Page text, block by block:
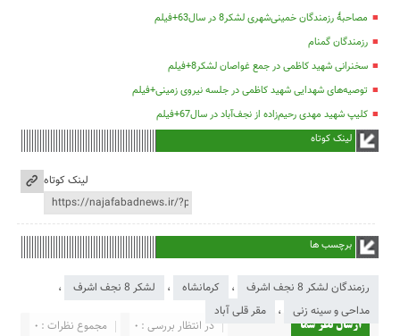
مصاحبۀ رزمندگان خمینی‌شهری لشکر8 در سال63+فیلم
رزمندگان گمنام
سخنرانی شهید کاظمی در جمع غواصان لشکر8+فیلم
توصیه‌های شهدایی شهید کاظمی در جلسه نیروی زمینی+فیلم
کلیپ شهید مهدی رحیم‌زاده از نجف‌آباد در سال67+فیلم
لینک کوتاه
لینک کوتاه
برچسب ها
رزمندگان لشکر 8 نجف اشرف ، کرمانشاه ، لشکر 8 نجف اشرف
،
مداحی و سینه زنی
، مقر قلی آباد
ارسال نظر شما مجموع نظرات : 0
در انتظار بررسی : 0